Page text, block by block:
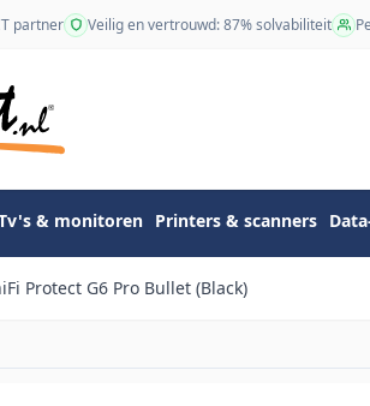
partner Veilig en vertrouwd: 87% solvabiliteit
& monitoren Printers & scanners
Protect G6 Pro Bullet (Black)